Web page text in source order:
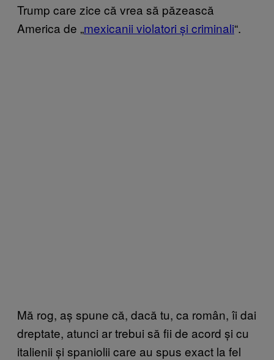
Trump care zice că vrea să păzească
America de „mexicanii violatori și criminali“.
Mă rog, aș spune că, dacă tu, ca român, îi dai
dreptate, atunci ar trebui să fii de acord și cu
italienii și spaniolii care au spus exact la fel